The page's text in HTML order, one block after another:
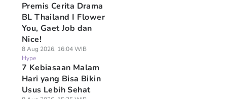
Premis Cerita Drama
BL Thailand I Flower
You, Gaet Job dan
Nice!
8 Aug 2026, 16:04 WIB
Hype
7 Kebiasaan Malam
Hari yang Bisa Bikin
Usus Lebih Sehat